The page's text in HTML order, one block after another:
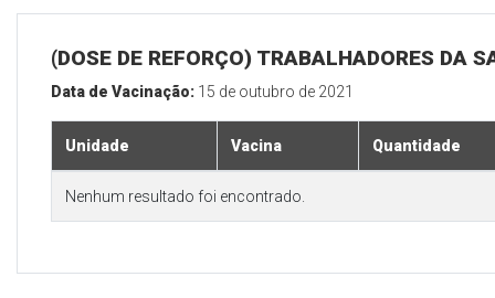
(DOSE DE REFORÇO) TRABALHADORES DA
Data de Vacinação: 15 de outubro de 2021
Unidade Vacina Quantidade
Nenhum resultado foi encontrado.